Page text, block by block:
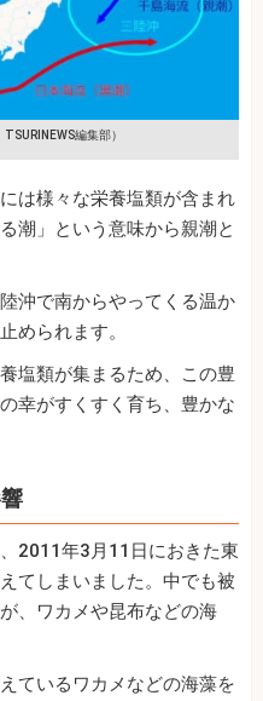
TSURINEWS編集部）
は様々な栄養塩類が含まれ
潮」という意味から親潮と
沖で南からやってくる温か
められます。
塩類が集まるため、この豊
幸がすくすく育ち、豊かな
2011年3月11日におきた東
てしまいました。中でも被
、ワカメや昆布などの海
ているワカメなどの海藻を